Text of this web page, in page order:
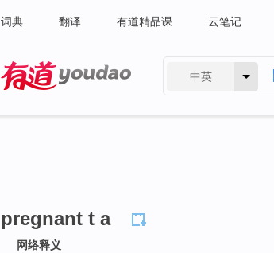
词典 翻译 有道精品课 云笔记
中英
pregnant t a
网络释义